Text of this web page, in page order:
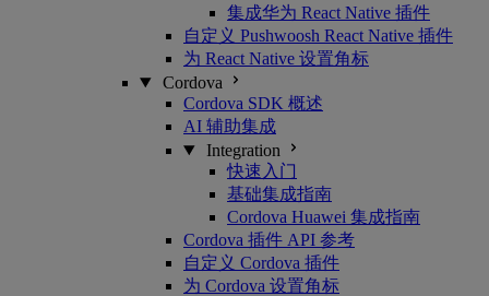
集成华为 React Native 插件
自定义 Pushwoosh React Native 插件
为 React Native 设置角标
Cordova
Cordova SDK 概述
AI 辅助集成
Integration
快速入门
基础集成指南
Cordova Huawei 集成指南
Cordova 插件 API 参考
自定义 Cordova 插件
为 Cordova 设置角标